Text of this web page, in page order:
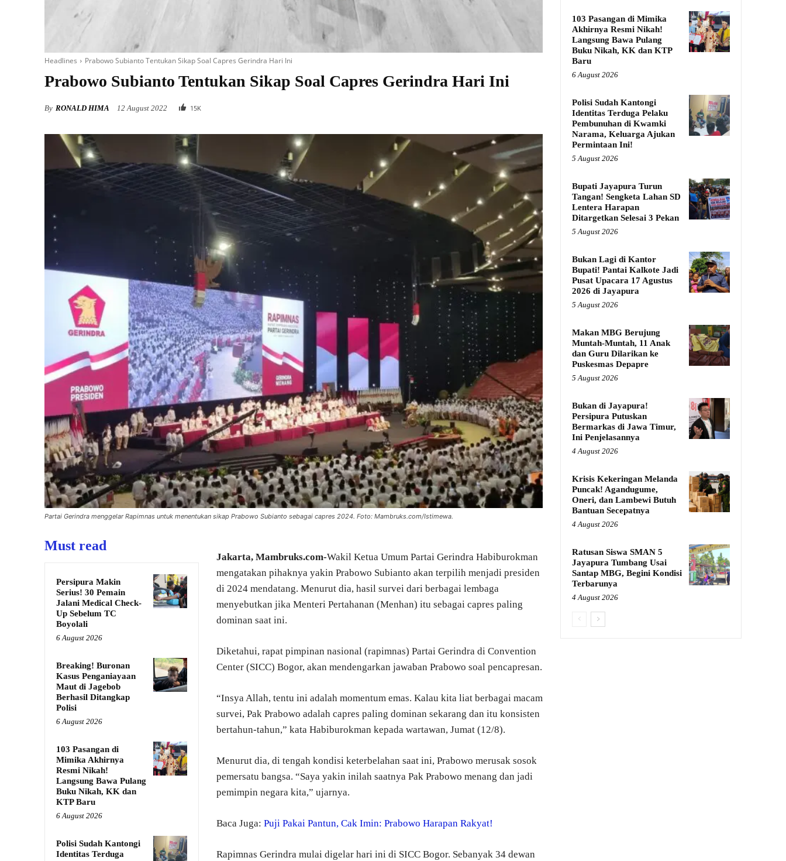
Headlines Prabowo Subianto Tentukan Sikap Soal Capres Gerindra Hari Ini
Prabowo Subianto Tentukan Sikap Soal Capres Gerindra Hari Ini
By RONALD HIMA 12 August 2022 15K
Partai Gerindra menggelar Rapimnas untuk menentukan sikap Prabowo Subianto sebagai capres 2024. Foto: Mambruks.com/Istimewa.
Must read
Persipura Makin
Serius! 30 Pemain
Jalani Medical Check-
Up Sebelum TC
Boyolali
6 August 2026
Breaking! Buronan
Kasus Penganiayaan
Maut di Jagebob
Berhasil Ditangkap
Polisi
6 August 2026
103 Pasangan di
Mimika Akhirnya
Resmi Nikah!
Langsung Bawa Pulang
Buku Nikah, KK dan
KTP Baru
6 August 2026
Polisi Sudah Kantongi
Identitas Terduga
Jakarta, Mambruks.com-Wakil Ketua Umum Partai Gerindra Habiburokman
mengatakan pihaknya yakin Prabowo Subianto akan terpilih menjadi presiden
di 2024 mendatang. Menurut dia, hasil survei dari berbagai lembaga
menyebutkan jika Menteri Pertahanan (Menhan) itu sebagai capres paling
dominan saat ini.
Diketahui, rapat pimpinan nasional (rapimnas) Partai Gerindra di Convention
Center (SICC) Bogor, akan mendengarkan jawaban Prabowo soal pencapresan.
“Insya Allah, tentu ini adalah momentum emas. Kalau kita liat berbagai macam
survei, Pak Prabowo adalah capres paling dominan sekarang dan itu konsisten
bertahun-tahun,” kata Habiburokman kepada wartawan, Jumat (12/8).
Menurut dia, di tengah kondisi keterbelahan saat ini, Prabowo merusak sosok
pemersatu bangsa. “Saya yakin inilah saatnya Pak Prabowo menang dan jadi
pemimpin negara kita,” ujarnya.
Baca Juga: Puji Pakai Pantun, Cak Imin: Prabowo Harapan Rakyat!
Rapimnas Gerindra mulai digelar hari ini di SICC Bogor. Sebanyak 34 dewan
103 Pasangan di Mimika
Akhirnya Resmi Nikah!
Langsung Bawa Pulang
Buku Nikah, KK dan KTP
Baru
6 August 2026
Polisi Sudah Kantongi
Identitas Terduga Pelaku
Pembunuhan di Kwamki
Narama, Keluarga Ajukan
Permintaan Ini!
5 August 2026
Bupati Jayapura Turun
Tangan! Sengketa Lahan SD
Lentera Harapan
Ditargetkan Selesai 3 Pekan
5 August 2026
Bukan Lagi di Kantor
Bupati! Pantai Kalkote Jadi
Pusat Upacara 17 Agustus
2026 di Jayapura
5 August 2026
Makan MBG Berujung
Muntah-Muntah, 11 Anak
dan Guru Dilarikan ke
Puskesmas Depapre
5 August 2026
Bukan di Jayapura!
Persipura Putuskan
Bermarkas di Jawa Timur,
Ini Penjelasannya
4 August 2026
Krisis Kekeringan Melanda
Puncak! Agandugume,
Oneri, dan Lambewi Butuh
Bantuan Secepatnya
4 August 2026
Ratusan Siswa SMAN 5
Jayapura Tumbang Usai
Santap MBG, Begini Kondisi
Terbarunya
4 August 2026